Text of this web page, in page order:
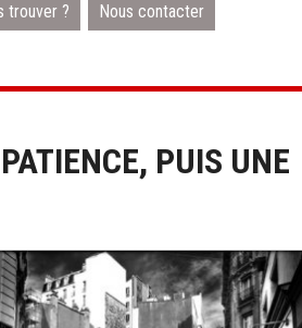
trouver ? Nous contacter
PUIS UNE